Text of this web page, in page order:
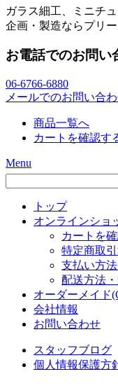
ガラス細工、ミニチ
企画・製造ならプリ
お電話でのお問い
06-6766-6880
メールでのお問い合
商品一覧へ
カートを確認す
Menu
トップ
オンラインショ
カートを
特定商取
支払い方
配送方法
オーダーメイド
会社情報
お問い合わせ
スタッフブログ
個人情報保護方